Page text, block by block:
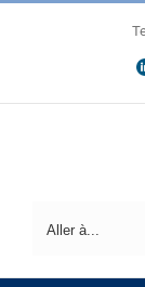
Passer
Aller à...